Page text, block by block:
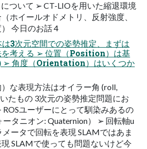
ついて ➢ CT-LIOを用いた縮退環境
ホイールオドメトリ、反射強度、
今日のお話 4
3次元空間での姿勢推定、まずは
を考える ➢ 位置（Position）は基
➢ 角度（Orientation）はいくつか
な表現方法はオイラー角 (roll,
たもの 3次元の姿勢推定問題にお
ユーザーにとって馴染みあるの
ータニオン: Quaternion） ➢ 回転軸u
ータで回転を表現 SLAMではあま
SLAMで使っても問題ないけど今